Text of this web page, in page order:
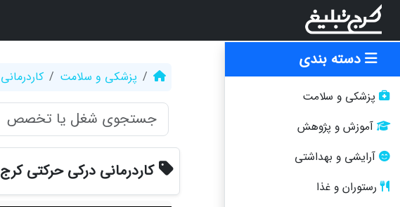
دسته بندی
پزشکی و سلامت
آموزش و پژوهش
آرایشی و بهداشتی
رستوران و غذا
پزشکی و سلامت کاردرمانی
کاردرمانی درکی حرکتی کرج